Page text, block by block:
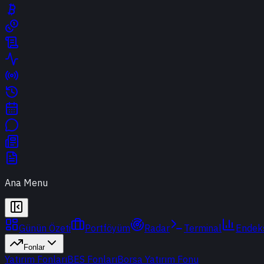
Ana Menu
Günün Özeti Portföyüm Radar Terminal
Fonlar
Yatırım FonlarıBES FonlarıBorsa Yatırım Fonu